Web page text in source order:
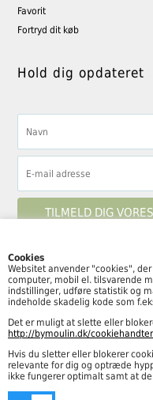
Cookies
Websitet anvender "cookies",
computer, mobil el. tilsvarende
indstillinger, udføre statistik og
indeholde skadelig kode som
Det er muligt at slette eller
http://bymoulin.dk/
Hvis du sletter eller blokerer
relevante for dig og optræde
ikke fungerer optimalt samt at
Favorit
Fortryd dit køb
Hold dig opdateret
Følg By Moulin her
Åbningstider
Mandag – fredag kl. 10.00-18.00